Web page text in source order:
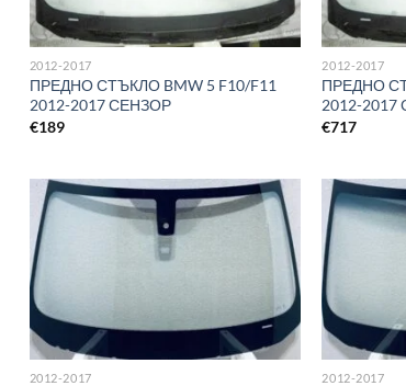
2012-2017
ПРЕДНО СТЪКЛО BMW 5 F10/F11
2012-2017 СЕНЗОР
€189
2012-2017
ПРЕДНО
2012-
€717
2012-2017 2012-2017